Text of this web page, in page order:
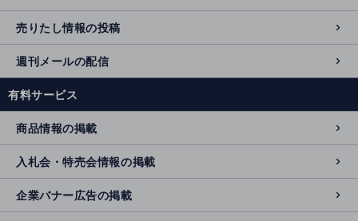
売りたし情報の投稿
週刊メールの配信
有料サービス
商品情報の掲載
入札会・特売会情報の掲載
企業バナー広告の掲載